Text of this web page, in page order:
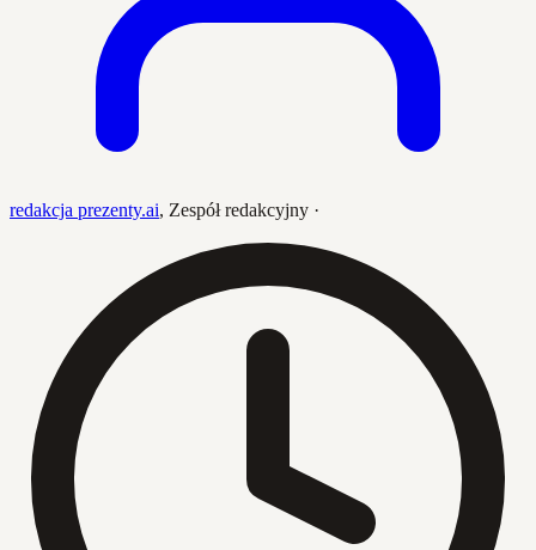
redakcja prezenty.ai, Zespół redakcyjny ·